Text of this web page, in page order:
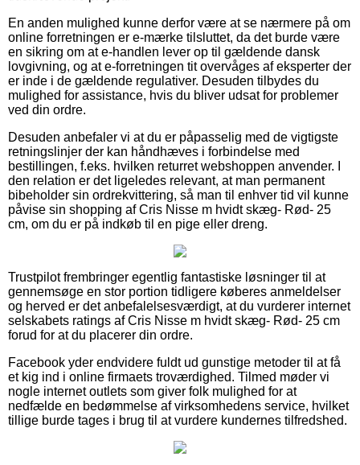
En anden mulighed kunne derfor være at se nærmere på om
online forretningen er e-mærke tilsluttet, da det burde være
en sikring om at e-handlen lever op til gældende dansk
lovgivning, og at e-forretningen tit overvåges af eksperter der
er inde i de gældende regulativer. Desuden tilbydes du
mulighed for assistance, hvis du bliver udsat for problemer
ved din ordre.
Desuden anbefaler vi at du er påpasselig med de vigtigste
retningslinjer der kan håndhæves i forbindelse med
bestillingen, f.eks. hvilken returret webshoppen anvender. I
den relation er det ligeledes relevant, at man permanent
bibeholder sin ordrekvittering, så man til enhver tid vil kunne
påvise sin shopping af Cris Nisse m hvidt skæg- Rød- 25
cm, om du er på indkøb til en pige eller dreng.
Trustpilot frembringer egentlig fantastiske løsninger til at
gennemsøge en stor portion tidligere køberes anmeldelser
og herved er det anbefalelsesværdigt, at du vurderer internet
selskabets ratings af Cris Nisse m hvidt skæg- Rød- 25 cm
forud for at du placerer din ordre.
Facebook yder endvidere fuldt ud gunstige metoder til at få
et kig ind i online firmaets troværdighed. Tilmed møder vi
nogle internet outlets som giver folk mulighed for at
nedfælde en bedømmelse af virksomhedens service, hvilket
tillige burde tages i brug til at vurdere kundernes tilfredshed.